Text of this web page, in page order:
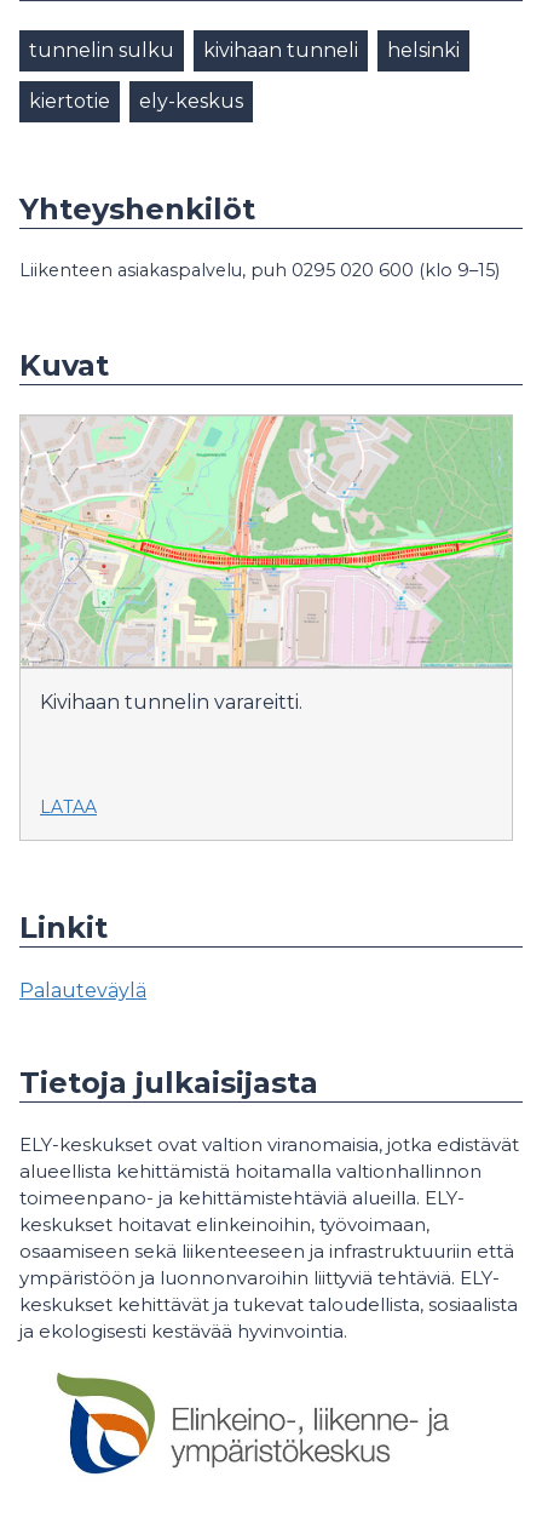
tunnelin sulku kivihaan tunneli helsinki
kiertotie ely-keskus
Yhteyshenkilöt
Liikenteen asiakaspalvelu, puh 0295 020 600 (klo 9–15)
Kuvat
Kivihaan tunnelin varareitti.
LATAA
Linkit
Palauteväylä
Tietoja julkaisijasta
ELY-keskukset ovat valtion viranomaisia, jotka edistävät
alueellista kehittämistä hoitamalla valtionhallinnon
toimeenpano- ja kehittämistehtäviä alueilla. ELY-
keskukset hoitavat elinkeinoihin, työvoimaan,
osaamiseen sekä liikenteeseen ja infrastruktuuriin että
ympäristöön ja luonnonvaroihin liittyviä tehtäviä. ELY-
keskukset kehittävät ja tukevat taloudellista, sosiaalista
ja ekologisesti kestävää hyvinvointia.